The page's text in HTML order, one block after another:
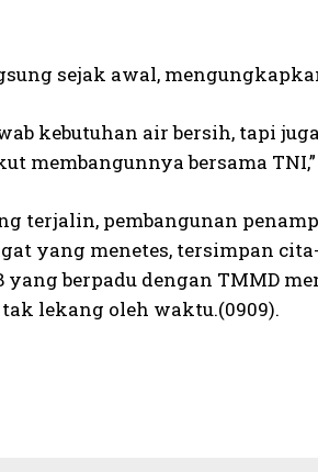
sejak awal,
kebutuhan air bersih, tapi
membangunnya bersama
terjalin, pembangunan
yang menetes, tersimpan
yang berpadu dengan TMMD
lekang oleh waktu.(0909).